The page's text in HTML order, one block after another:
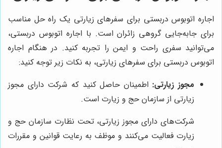
اجاره اتوبوس دربستی برای سفرهای زیارتی یک راه حل مناسب
برای جابه‌جایی گروهی زائران است. با اجاره اتوبوس دربستی،
می‌توانید سفری راحت و ایمن را تجربه کنید. در هنگام اجاره
اتوبوس دربستی برای سفرهای زیارتی، به نکات زیر توجه کنید:
مجوز زیارتی: اطمینان حاصل کنید که شرکت دارای مجوز
زیارتی از سازمان حج و زیارت است.
شرکت‌های دارای مجوز زیارتی، تحت نظارت سازمان حج و
زیارت فعالیت می‌کنند و موظف به رعایت قوانین و مقررات